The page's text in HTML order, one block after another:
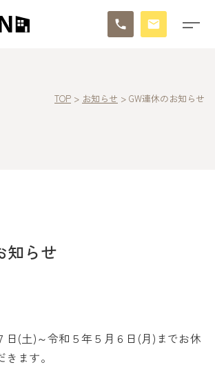
TOP > お知らせ > GW連休のお知らせ
知らせ
日(土)～令和５年５月６日(月)までお休
ます。